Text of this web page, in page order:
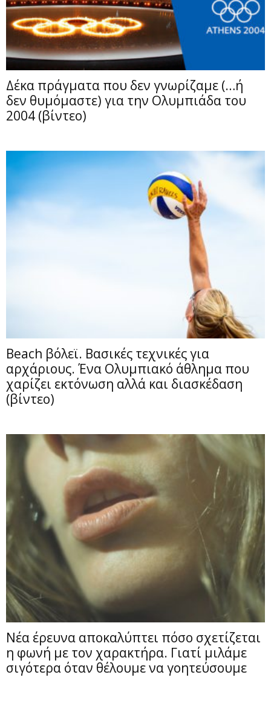
Δέκα πράγματα που δεν γνωρίζαμε (…ή
δεν θυμόμαστε) για την Ολυμπιάδα του
2004 (βίντεο)
Beach βόλεϊ. Βασικές τεχνικές για
αρχάριους. Ένα Ολυμπιακό άθλημα που
χαρίζει εκτόνωση αλλά και διασκέδαση
(βίντεο)
Νέα έρευνα αποκαλύπτει πόσο σχετίζεται
η φωνή με τον χαρακτήρα. Γιατί μιλάμε
σιγότερα όταν θέλουμε να γοητεύσουμε